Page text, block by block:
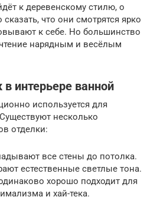
к деревенскому стилю, о
что они смотрятся ярко
к себе. Но большинство
нарядным и весёлым
интерьере ванной
используется для
несколько
отделки:
все стены до потолка.
естественные светлые тона.
хорошо подходит для
и хай-тека.